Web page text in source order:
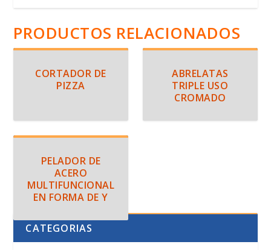
PRODUCTOS RELACIONADOS
CORTADOR DE
PIZZA
ABRELATAS
TRIPLE USO
CROMADO
PELADOR DE
ACERO
MULTIFUNCIONAL
EN FORMA DE Y
CATEGORIAS